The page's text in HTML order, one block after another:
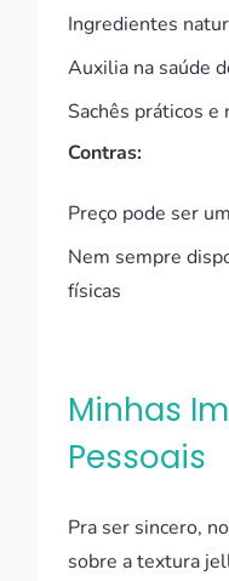
Ingredientes
Auxilia na saúde
Sachês práticos e
Contras:
Preço pode ser
Nem sempre
físicas
Minhas
Pessoais
Pra ser sincero,
sobre a textura